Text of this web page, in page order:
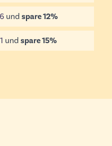
und spare12%
und spare15%